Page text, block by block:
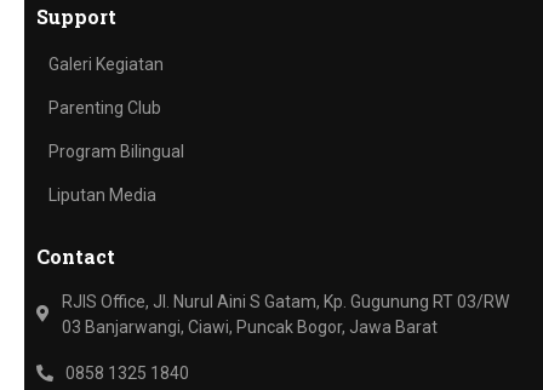
Support
Galeri Kegiatan
Parenting Club
Program Bilingual
Liputan Media
Contact
RJIS Office, Jl. Nurul Aini S Gatam, Kp. Gugunung RT 03/RW
03 Banjarwangi, Ciawi, Puncak Bogor, Jawa Barat
0858 1325 1840